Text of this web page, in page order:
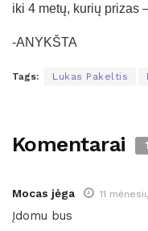
iki 4 metų, kurių prizas
-ANYKŠTA
Tags: Lukas Pakeltis
Komentarai
Mocas jėga 11
Įdomu bus